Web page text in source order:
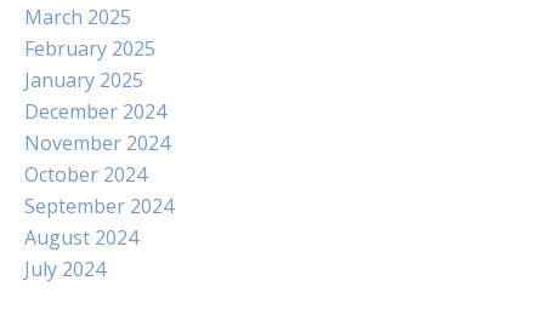
March 2025
February 2025
January 2025
December 2024
November 2024
October 2024
September 2024
August 2024
July 2024